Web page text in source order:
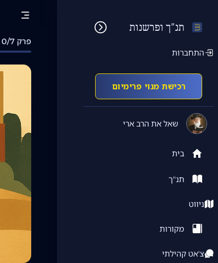
תנ"ך ופרשנות
התחברות
רכישת מנוי פרימיום
שאל את הרב ארי
בית
תנ"ך
ניווט
מקורות
צ'אט קהילתי
פרק 0/7 הושלם